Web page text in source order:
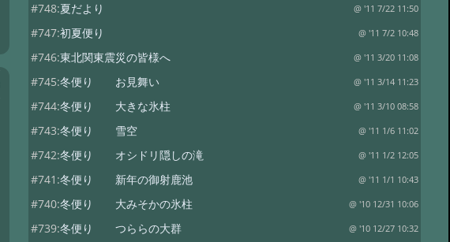
#748:夏だより @ '11 7/22 11:50
#747:初夏便り @ '11 7/2 10:48
#746:東北関東震災の皆様へ @ '11 3/20 11:08
#745:冬便り お見舞い @ '11 3/14 11:23
#744:冬便り 大きな氷柱 @ '11 3/10 08:58
#743:冬便り 雪空 @ '11 1/6 11:02
#742:冬便り オシドリ隠しの滝 @ '11 1/2 12:05
#741:冬便り 新年の御射鹿池 @ '11 1/1 10:43
#740:冬便り 大みそかの氷柱 @ '10 12/31 10:06
#739:冬便り つららの大群 @ '10 12/27 10:32